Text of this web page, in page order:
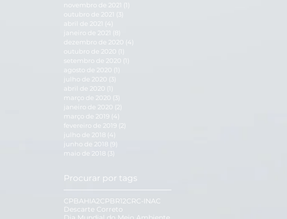
novembro de 2021 (1)
outubro de 2021 (3)
abril de 2021 (4)
janeiro de 2021 (8)
dezembro de 2020 (4)
outubro de 2020 (1)
setembro de 2020 (1)
agosto de 2020 (1)
julho de 2020 (3)
abril de 2020 (1)
março de 2020 (3)
janeiro de 2020 (2)
março de 2019 (4)
fevereiro de 2019 (2)
julho de 2018 (4)
junho de 2018 (9)
maio de 2018 (3)
Procurar por tags
CPBAHIA2CPBR12CRC-INAC
Descarte Correto